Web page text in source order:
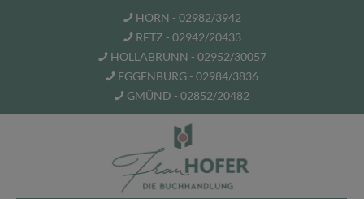
HORN - 02982/3942
RETZ - 02942/20433
HOLLABRUNN - 02952/30057
EGGENBURG - 02984/3836
GMÜND - 02852/20482